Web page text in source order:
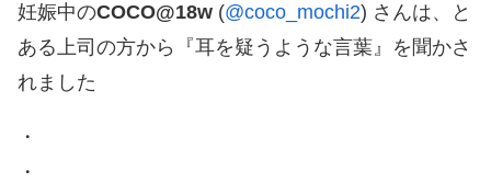
妊娠中のCOCO@18w (@coco_mochi2) さんは、と
ある上司の方から『耳を疑うような言葉』を聞かさ
れました
・
・